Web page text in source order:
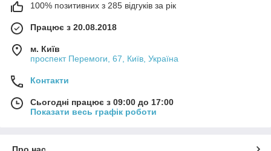
100% позитивних з 285 відгуків за рік
Працює з 20.08.2018
м. Київ
проспект Перемоги, 67, Київ, Україна
Контакти
Сьогодні працює з 09:00 до 17:00
Показати весь графік роботи